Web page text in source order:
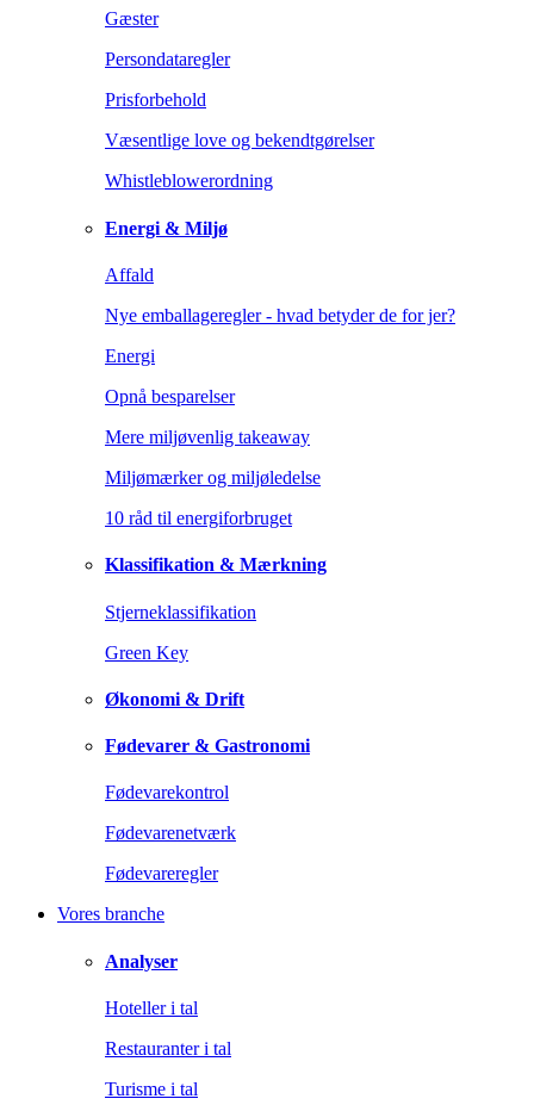
Gæster
Persondataregler
Prisforbehold
Væsentlige love og bekendtgørelser
Whistleblowerordning
Energi & Miljø
Affald
Nye emballageregler - hvad betyder de for jer?
Energi
Opnå besparelser
Mere miljøvenlig takeaway
Miljømærker og miljøledelse
10 råd til energiforbruget
Klassifikation & Mærkning
Stjerneklassifikation
Green Key
Økonomi & Drift
Fødevarer & Gastronomi
Fødevarekontrol
Fødevarenetværk
Fødevareregler
Vores branche
Analyser
Hoteller i tal
Restauranter i tal
Turisme i tal